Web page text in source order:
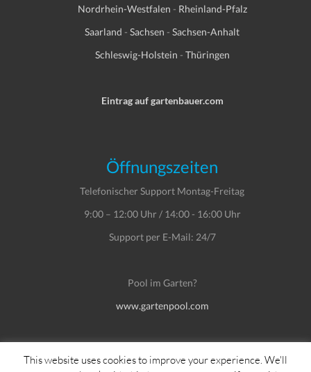
Nordrhein-Westfalen - Rheinland-Pfalz
Saarland -Sachsen -Sachsen-Anhalt
Schleswig-Holstein - Thüringen
Eintrag auf gartenbauer.com
Öffnungszeiten
Telefonischer Support Montag-Freitag
9:00 – 12:00 Uhr / 14:00 - 16:00 Uhr
Support per E-Mail: 24/7
Pool im Garten?
www.gartenpool.com
This website uses cookies to improve your experience. We'll